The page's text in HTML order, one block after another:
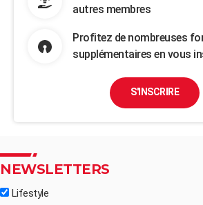
autres membres
Profitez de nombreuses
supplémentaires en vous
S'INSCRIRE
NEWSLETTERS
Lifestyle